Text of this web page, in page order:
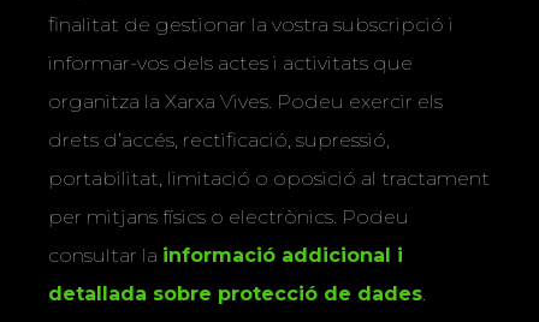
finalitat de gestionar la vostra subscripció i
informar-vos dels actes i activitats que
organitza la Xarxa Vives. Podeu exercir els
drets d’accés, rectificació, supressió,
portabilitat, limitació o oposició al tractament
per mitjans físics o electrònics. Podeu
consultar la informació addicional i
detallada sobre protecció de dades.